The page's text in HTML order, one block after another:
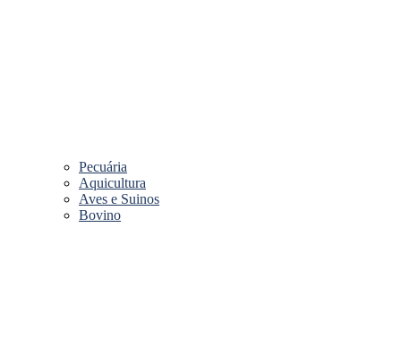
Pecuária
Aquicultura
Aves e Suinos
Bovino